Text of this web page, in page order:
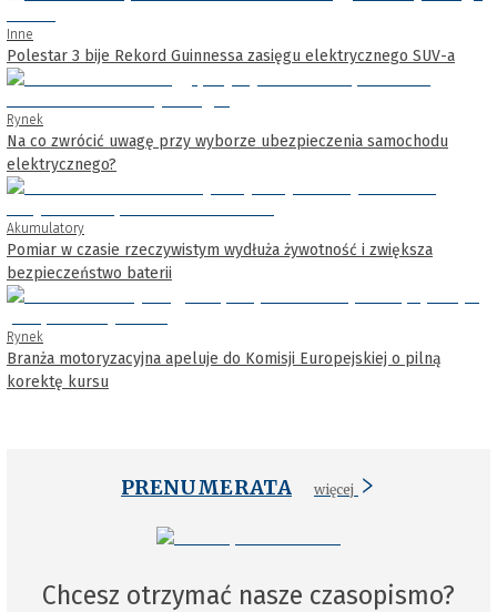
Inne
Polestar 3 bije Rekord Guinnessa zasięgu elektrycznego SUV-a
Rynek
Na co zwrócić uwagę przy wyborze ubezpieczenia samochodu
elektrycznego?
Akumulatory
Pomiar w czasie rzeczywistym wydłuża żywotność i zwiększa
bezpieczeństwo baterii
Rynek
Branża motoryzacyjna apeluje do Komisji Europejskiej o pilną
korektę kursu
PRENUMERATA więcej
Chcesz otrzymać nasze czasopismo?